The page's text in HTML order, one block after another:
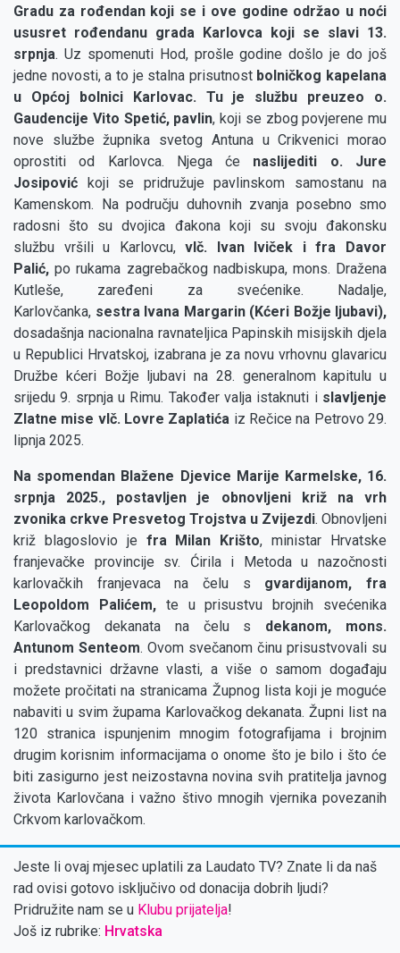
Gradu za rođendan koji se i ove godine održao u noći
ususret rođendanu grada Karlovca koji se slavi 13.
srpnja. Uz spomenuti Hod, prošle godine došlo je do još
jedne novosti, a to je stalna prisutnost bolničkog kapelana
u Općoj bolnici Karlovac. Tu je službu preuzeo o.
Gaudencije Vito Spetić, pavlin, koji se zbog povjerene mu
nove službe župnika svetog Antuna u Crikvenici morao
oprostiti od Karlovca. Njega će naslijediti o. Jure
Josipović
koji se pridružuje pavlinskom samostanu na
Kamenskom. Na području duhovnih zvanja posebno smo
radosni što su dvojica đakona koji su svoju đakonsku
službu vršili u Karlovcu,vlč. Ivan Iviček i fra Davor
Palić,po rukama zagrebačkog nadbiskupa, mons. Dražena
Kutleše, zaređeni za svećenike. Nadalje,
Karlovčanka, sestra Ivana Margarin (Kćeri Božje ljubavi),
dosadašnja nacionalna ravnateljica Papinskih misijskih djela
u Republici Hrvatskoj, izabrana je za novu vrhovnu glavaricu
Družbe kćeri Božje ljubavi na 28. generalnom kapitulu u
srijedu 9. srpnja u Rimu. Također valja istaknuti i slavljenje
Zlatne mise vlč. Lovre Zaplatića iz Rečice na Petrovo 29.
lipnja 2025.
Na spomendan Blažene Djevice Marije Karmelske, 16.
srpnja 2025., postavljen je obnovljeni križ na vrh
zvonika crkve Presvetog Trojstva u Zvijezdi. Obnovljeni
križ blagoslovio je fra Milan Krišto, ministar Hrvatske
franjevačke provincije sv. Ćirila i Metoda u nazočnosti
karlovačkih franjevaca na čelu s gvardijanom, fra
Leopoldom Palićem,te u prisustvu brojnih svećenika
Karlovačkog dekanata na čelu s dekanom, mons.
Antunom Senteom. Ovom svečanom činu prisustvovali su
i predstavnici državne vlasti, a više o samom događaju
možete pročitati na stranicama Župnog lista koji je moguće
nabaviti u svim župama Karlovačkog dekanata. Župni list na
120 stranica ispunjenim mnogim fotografijama i brojnim
drugim korisnim informacijama o onome što je bilo i što će
biti zasigurno jest neizostavna novina svih pratitelja javnog
života Karlovčana i važno štivo mnogih vjernika povezanih
Crkvom karlovačkom.
Jeste li ovaj mjesec uplatili za Laudato TV? Znate li da naš
rad ovisi gotovo isključivo od donacija dobrih ljudi?
Pridružite nam se u Klubu prijatelja!
Još iz rubrike: Hrvatska